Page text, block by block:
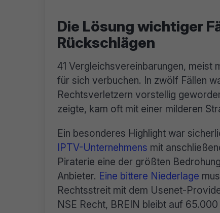
Die Lösung wichtiger
Rückschlägen
41 Vergleichsvereinbarungen,
für sich verbuchen. In zwölf Fällen
Rechtsverletzern vorstellig
zeigte, kam oft mit einer milderen
Ein besonderes Highlight war
IPTV-Unternehmens mit
Piraterie eine der größten
Anbieter. Eine bittere Niederlage
Rechtsstreit mit dem Usenet-
NSE Recht, BREIN bleibt auf